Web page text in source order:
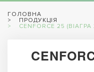
ГОЛОВНА
ПРОДУКЦІЯ
CENFORCE 25